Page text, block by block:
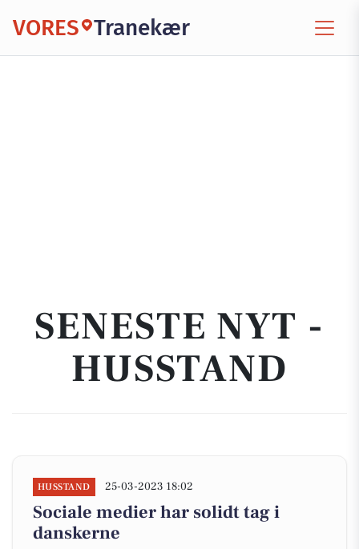
VORES Tranekær
SENESTE NYT -
HUSSTAND
HUSSTAND 25-03-2023 18:02
Sociale medier har solidt tag i
danskerne